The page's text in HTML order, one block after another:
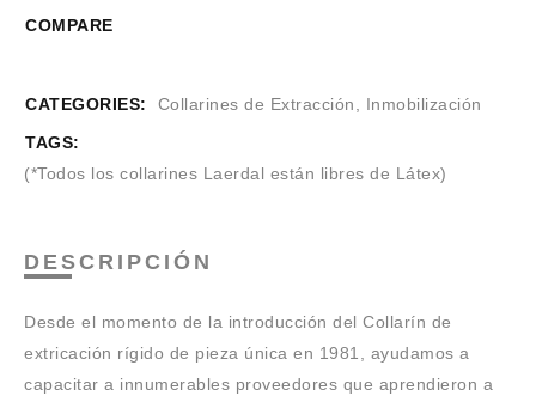
COMPARE
CATEGORIES: Collarines de Extracción, Inmobilización
TAGS:
(*Todos los collarines Laerdal están libres de Látex)
DESCRIPCIÓN
Desde el momento de la introducción del Collarín de
extricación rígido de pieza única en 1981, ayudamos a
capacitar a innumerables proveedores que aprendieron a